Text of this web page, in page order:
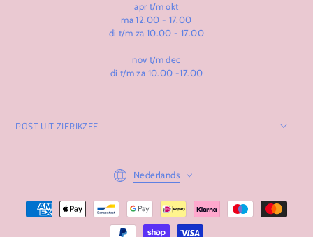
apr t/m okt
ma 12.00 - 17.00
di t/m za 10.00 - 17.00
nov t/m dec
di t/m za 10.00 -17.00
POST UIT ZIERIKZEE
Taal
Nederlands
Betaalmethoden